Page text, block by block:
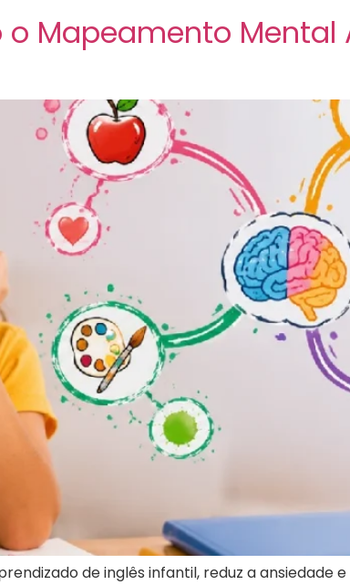
Mapeamento Mental
de inglês infantil, reduz a ansiedade